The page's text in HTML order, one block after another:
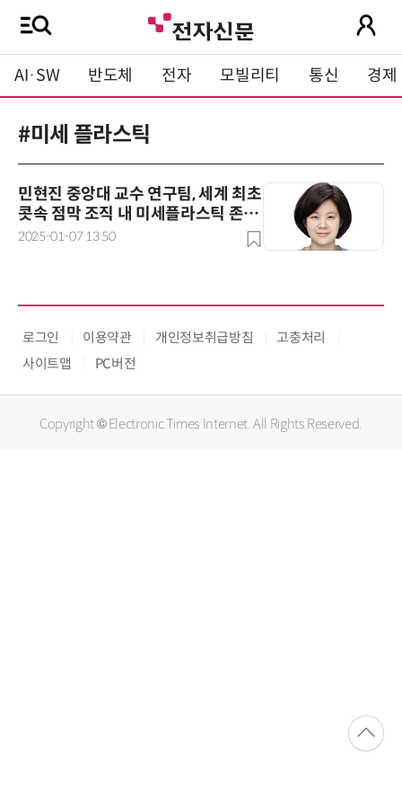
AI·SW 반도체 전자 모빌리티 통신 경제
#미세 플라스틱
민현진 중앙대 교수 연구팀, 세계 최초
콧속 점막 조직 내 미세플라스틱 존재
규명
2025-01-07 13:50
로그인 이용약관 개인정보취급방침
고충처리
사이트맵
PC버전
Copyright © Electronic Times Internet. All Rights Reserved.